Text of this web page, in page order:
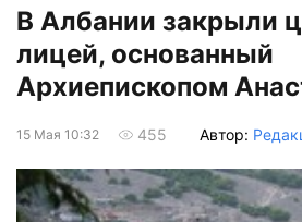
В Албании закрыли
лицей, основанный
Архиепископом
15 Мая 10:32 455 Автор: